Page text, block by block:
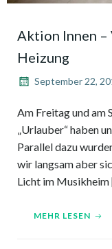
Aktion Innen
Heizung
September 22,
Am Freitag und am
„Urlauber“ haben
Parallel dazu
wir langsam aber
Licht im
MEHR LESEN